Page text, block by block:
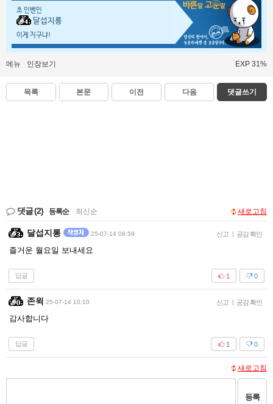
초 인벤인
달섭지롱
이게 지구냐!
메뉴 인장보기 EXP 31%
목록 본문 이전 다음 댓글쓰기
댓글(2) 등록순 최신순 새로고침
달섭지롱 25-07-14 09:59 신고 | 공감 확인
즐거운 월요일 보내세요
답글 0
1
존윅 25-07-14 10:10 신고 | 공감 확인
감사합니다
답글 0
1
새로고침
등록